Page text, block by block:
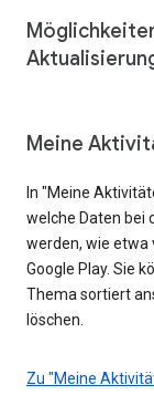
Meine
In "Meine
welche Daten bei
werden, wie etwa
Google Play. Sie
Thema sortiert
löschen.
Zu "Meine